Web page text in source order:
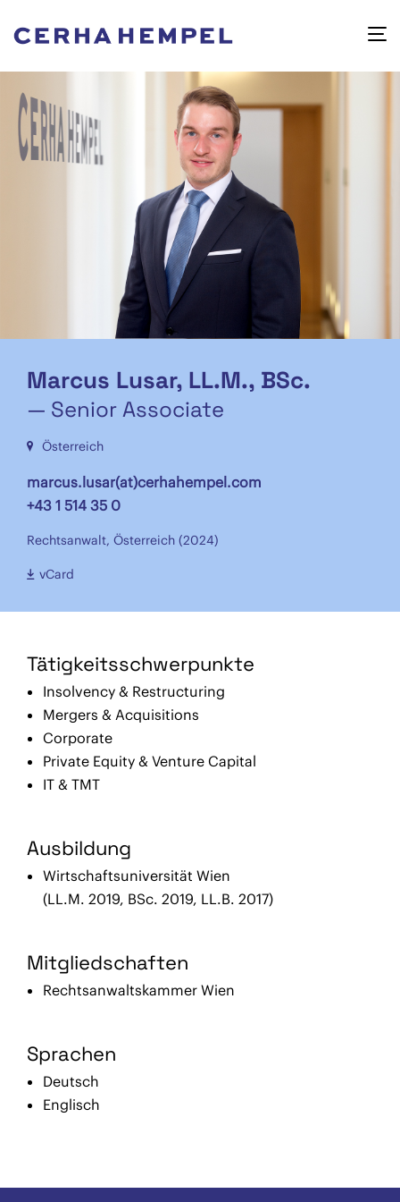
Marcus Lusar, LL.M., BSc.
— Senior Associate
Österreich
marcus.lusar(at)cerhahempel.com
+43 1 514 35 0
Rechtsanwalt, Österreich (2024)
vCard
Tätigkeitsschwerpunkte
Insolvency & Restructuring
Mergers & Acquisitions
Corporate
Private Equity & Venture Capital
IT & TMT
Ausbildung
Wirtschaftsuniversität Wien
(LL.M. 2019, BSc. 2019, LL.B. 2017)
Mitgliedschaften
Rechtsanwaltskammer Wien
Sprachen
Deutsch
Englisch